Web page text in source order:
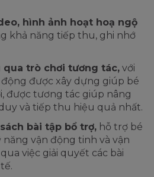
hình ảnh hoạt hoạ ngộ
khả năng tiếp thu, ghi nhớ
qua trò chơi tương tác, với
động được xây dựng giúp bé
được tương tác giúp nâng
và tiếp thu hiệu quả nhất.
bài tập bổ trợ, hỗ trợ bé
vận động tinh và vận
việc giải quyết các bài